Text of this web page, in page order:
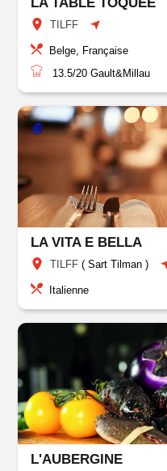
TILFF
Belge, Française
13.5/20 Gault&Millau
LA VITA E BELLA
TILFF (Sart Tilman )
Italienne
L'AUBERGINE